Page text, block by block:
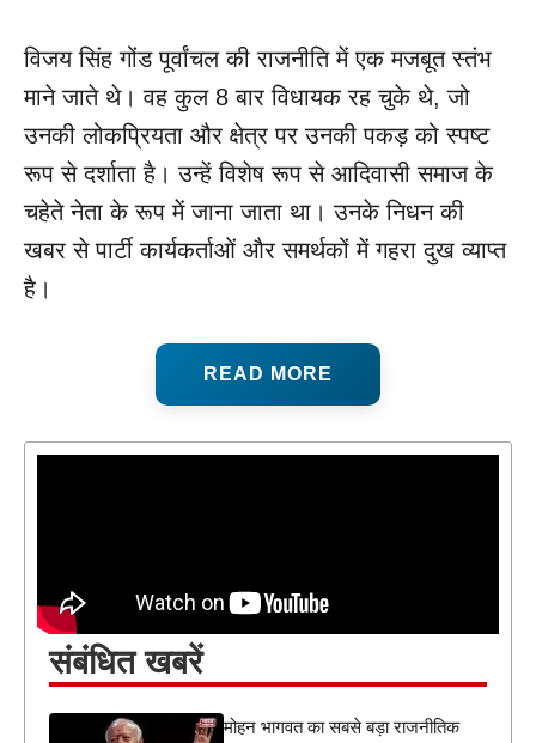
विजय सिंह गोंड पूर्वांचल की राजनीति में एक मजबूत स्तंभ
माने जाते थे। वह कुल 8 बार विधायक रह चुके थे, जो
उनकी लोकप्रियता और क्षेत्र पर उनकी पकड़ को स्पष्ट
रूप से दर्शाता है। उन्हें विशेष रूप से आदिवासी समाज के
चहेते नेता के रूप में जाना जाता था। उनके निधन की
खबर से पार्टी कार्यकर्ताओं और समर्थकों में गहरा दुख व्याप्त
है।
READ MORE
संबंधित खबरें
मोहन भागवत का सबसे बड़ा राजनीतिक